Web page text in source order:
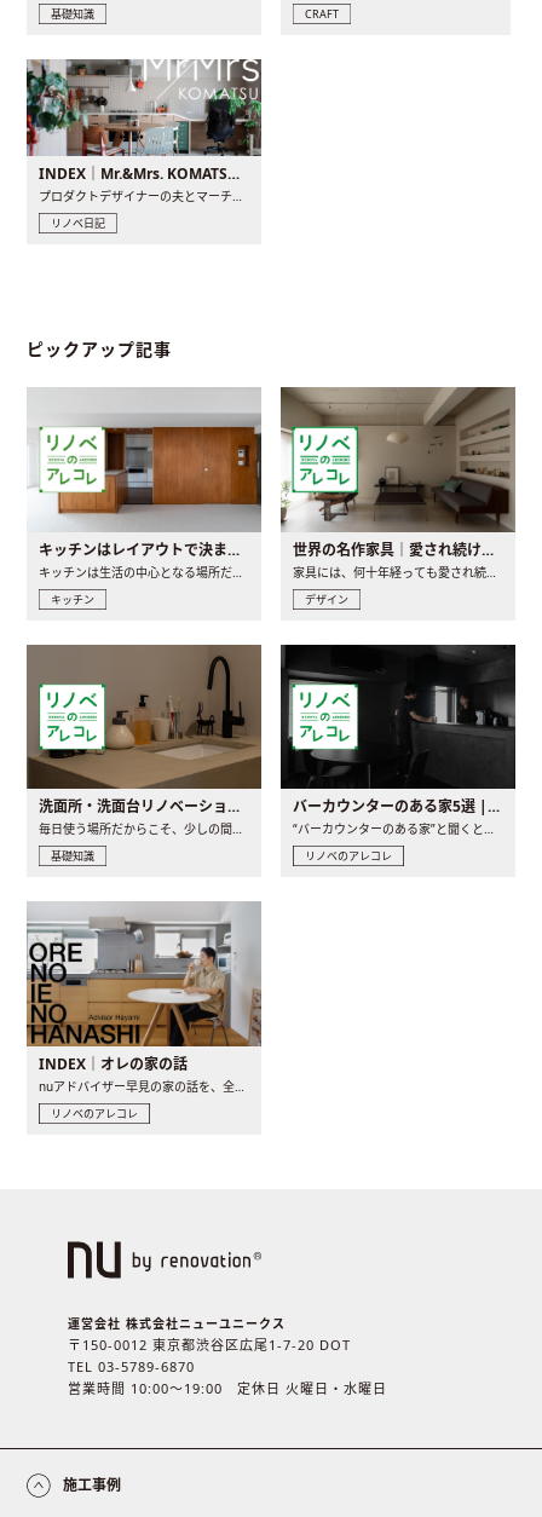
基礎知識 CRAFT
INDEX｜Mr.&Mrs. KOMATSU renovation diary
プロダクトデザイナーの夫とマーチャンダイザーの妻が、夫婦で..
リノベ日記
ピックアップ記事
キッチンはレイアウトで決まる。後悔しないための考え方と選び方
キッチン
世界の名作家具｜愛され続ける理由と一生モノとの出会い方
デザイン
洗面所・洗面台リノベーションの事例と間取りアイデア
毎日使う場所だからこそ、少しの間取りの工夫や素材の選び方で..
基礎知識
バーカウンターのある家5選 | 日常に馴染む“距離の近い”キッチンとは
“バーカウンターのある家”と聞くと、少し特別な、大人のための..
リノベのアレコレ
INDEX｜オレの家の話
リノベのアレコレ
運営会社 株式会社ニューユニークス
〒150-0012 東京都渋谷区広尾1-7-20 DOT
TEL 03-5789-6870
営業時間 10:00〜19:00 定休日 火曜日・水曜日
施工事例